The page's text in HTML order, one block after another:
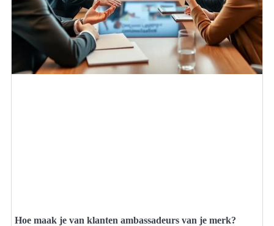
Hoe maak je van klanten ambassadeurs van je merk?